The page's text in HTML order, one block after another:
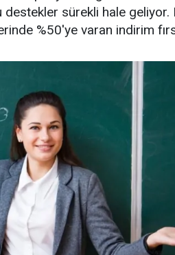
sürekli hale geliyor.
%50'ye varan indirim